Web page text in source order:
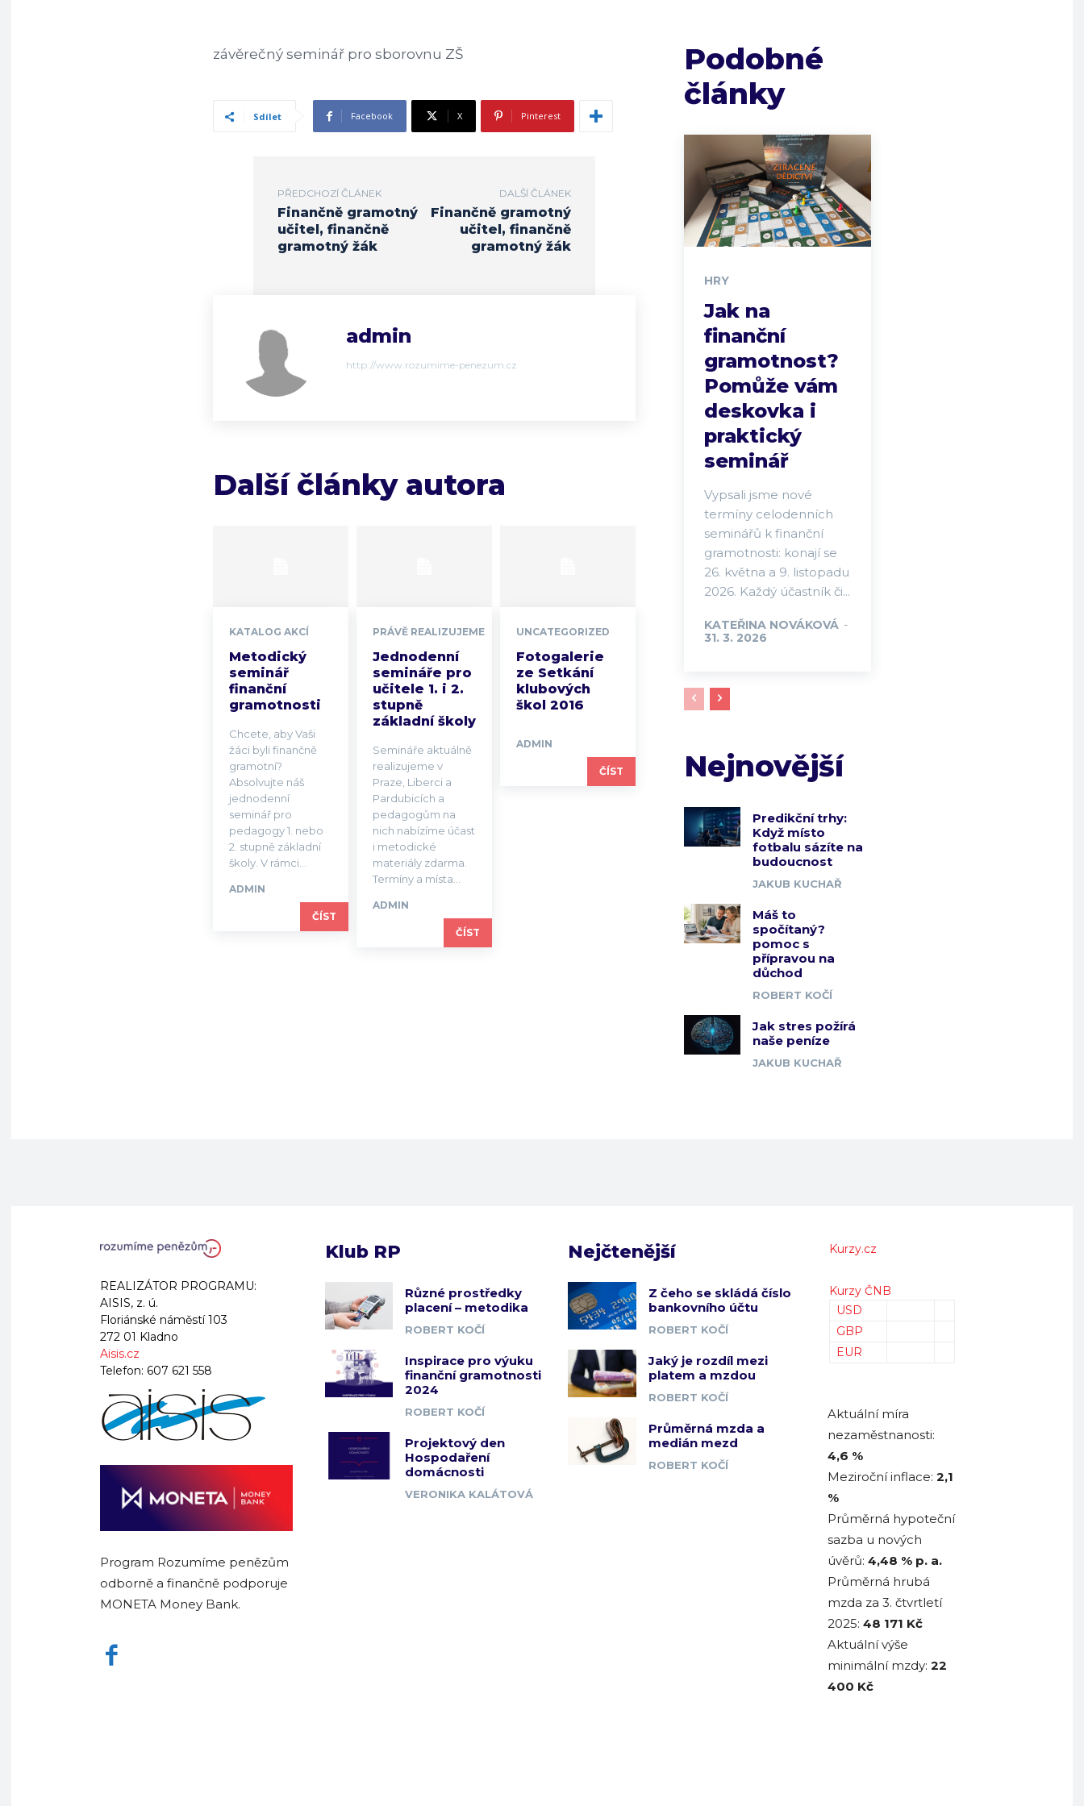
závěrečný seminář pro sborovnu ZŠ
Sdílet Facebook X Pinterest
PŘEDCHOZÍ ČLÁNEK
Finančně gramotný
učitel, finančně
gramotný žák
DALŠÍ ČLÁNEK
Finančně gramotný
učitel, finančně
gramotný žák
admin
http://www.rozumime-penezum.cz
Další články autora
KATALOG AKCÍ
Metodický
seminář
finanční
gramotnosti
Chcete, aby Vaši
žáci byli finančně
gramotní?
Absolvujte náš
jednodenní
seminář pro
pedagogy 1. nebo
2. stupně základní
školy. V rámci...
ADMIN
ČÍST
PRÁVĚ REALIZUJEME
Jednodenní
semináře pro
učitele 1. i 2.
stupně
základní školy
Semináře aktuálně
realizujeme v
Praze, Liberci a
Pardubicích a
pedagogům na
nich nabízíme účast
i metodické
materiály zdarma.
Termíny a místa...
ADMIN
ČÍST
UNCATEGORIZED
Fotogalerie
ze Setkání
klubových
škol 2016
ADMIN
ČÍST
Podobné
články
HRY
Jak na
finanční
gramotnost?
Pomůže vám
deskovka i
praktický
seminář
Vypsali jsme nové
termíny celodenních
seminářů k finanční
gramotnosti: konají se
26. května a 9. listopadu
2026. Každý účastník či...
KATEŘINA NOVÁKOVÁ -
31. 3. 2026
Nejnovější
Predikční trhy:
Když místo
fotbalu sázíte na
budoucnost
JAKUB KUCHAŘ
Máš to
spočítaný?
pomoc s
přípravou na
důchod
ROBERT KOČÍ
Jak stres požírá
naše peníze
JAKUB KUCHAŘ
REALIZÁTOR PROGRAMU:
AISIS, z. ú.
Floriánské náměstí 103
272 01 Kladno
Aisis.cz
Telefon: 607 621 558
Program Rozumíme penězům
odborně a finančně podporuje
MONETA Money Bank.
Klub RP
Různé prostředky
placení – metodika
ROBERT KOČÍ
Inspirace pro výuku
finanční gramotnosti
2024
ROBERT KOČÍ
Projektový den
Hospodaření
domácnosti
VERONIKA KALÁTOVÁ
Nejčtenější
Z čeho se skládá číslo
bankovního účtu
ROBERT KOČÍ
Jaký je rozdíl mezi
platem a mzdou
ROBERT KOČÍ
Průměrná mzda a
medián mezd
ROBERT KOČÍ
Kurzy.cz
Kurzy ČNB
USD
GBP
EUR
Aktuální míra
nezaměstnanosti:
4,6 %
Meziroční inflace: 2,1
%
Průměrná hypoteční
sazba u nových
úvěrů: 4,48 % p. a.
Průměrná hrubá
mzda za 3. čtvrtletí
2025: 48 171 Kč
Aktuální výše
minimální mzdy: 22
400 Kč